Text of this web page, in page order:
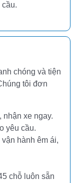
chóng và tiện
tôi đơn
, nhận xe ngay.
yêu cầu.
vận hành êm ái,
chỗ luôn sẵn